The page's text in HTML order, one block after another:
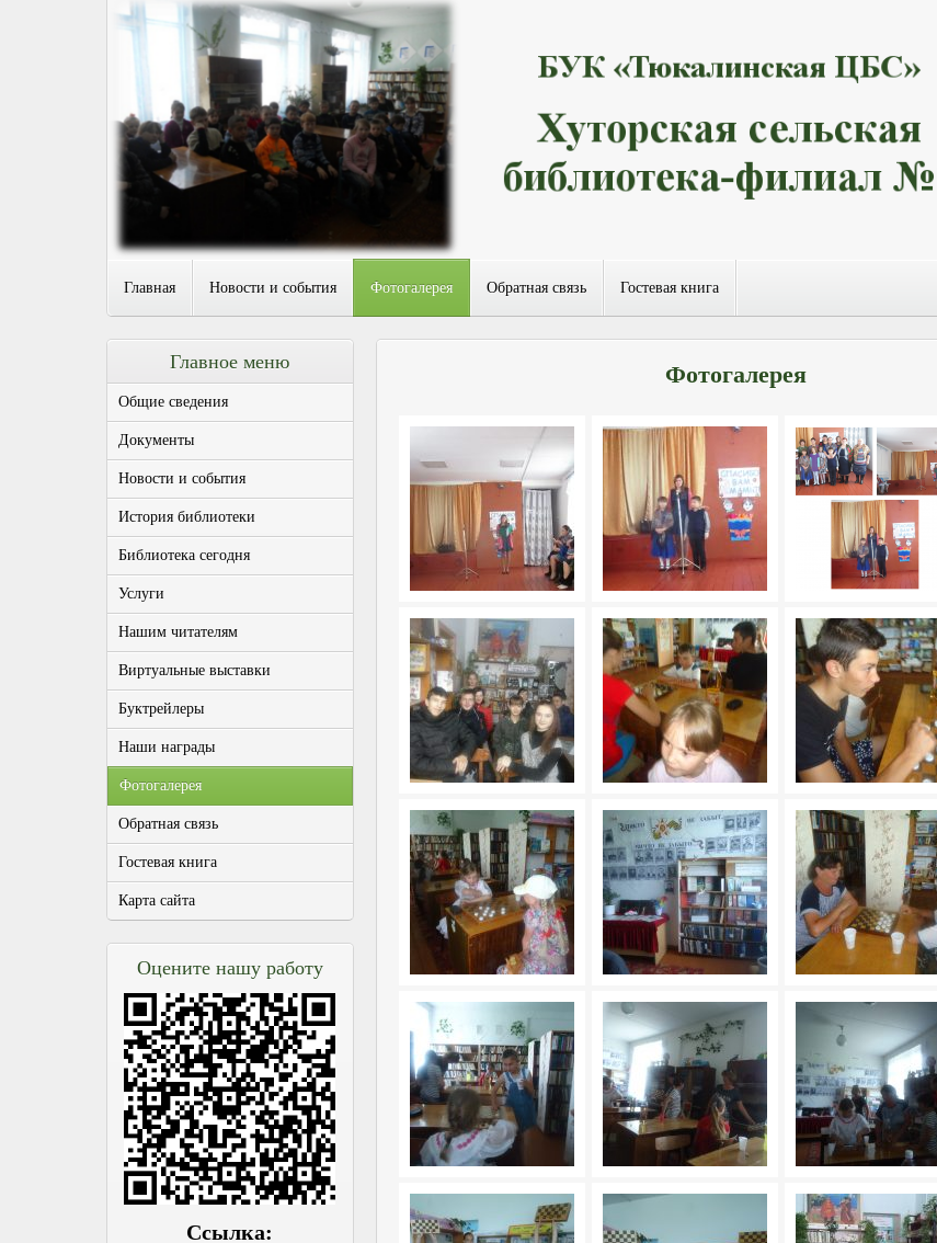
Главная Новости и события Фотогалерея Обратная связь Гостевая книга
Фотогалерея
Главное меню
Общие сведения
Документы
Новости и события
История библиотеки
Библиотека сегодня
Услуги
Нашим читателям
Виртуальные выставки
Буктрейлеры
Наши награды
Фотогалерея
Обратная связь
Гостевая книга
Карта сайта
Оцените нашу работу
Ссылка: